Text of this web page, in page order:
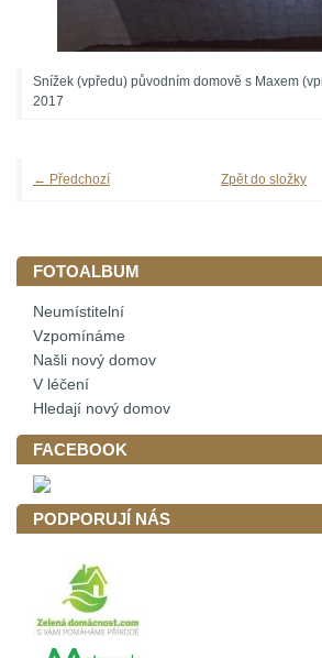
Snížek (vpředu) původním domově s Maxem
2017
← Předchozí Zpět do složky
FOTOALBUM
Neumístitelní
Vzpomínáme
Našli nový domov
V léčení
Hledají nový domov
FACEBOOK
PODPORUJÍ NÁS